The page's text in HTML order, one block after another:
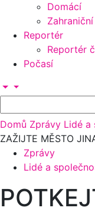
Domácí
Zahraniční
Reportér
Reportér
Počasí
Domů Zprávy Lidé a
ZAŽIJTE MĚSTO
Zprávy
Lidé a